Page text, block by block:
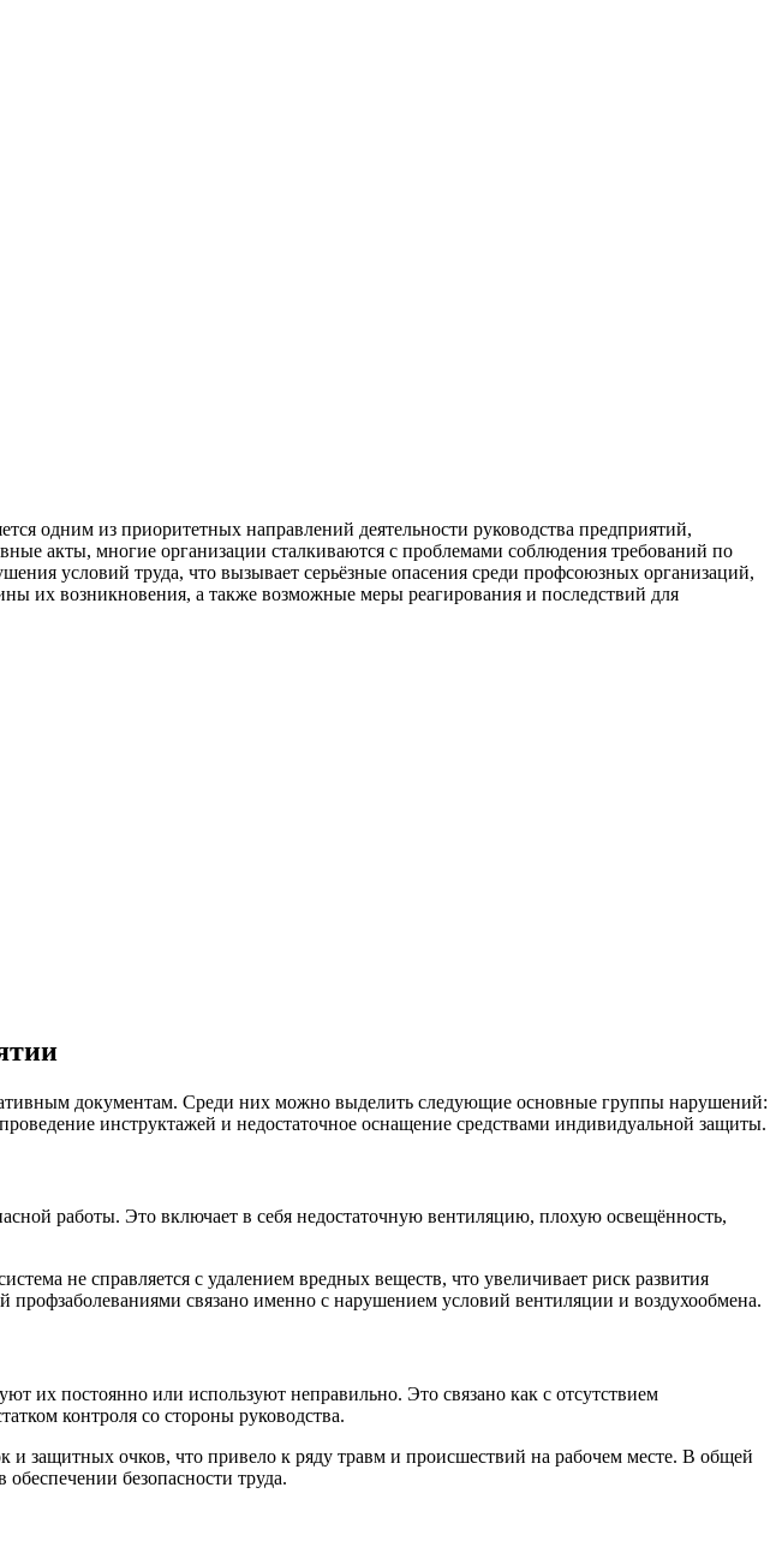
одним из приоритетных направлений деятельности руководства предприятий,
акты, многие организации сталкиваются с проблемами соблюдения требований по
условий труда, что вызывает серьёзные опасения среди профсоюзных организаций,
их возникновения, а также возможные меры реагирования и последствий для
документам. Среди них можно выделить следующие основные группы нарушений:
инструктажей и недостаточное оснащение средствами индивидуальной защиты.
работы. Это включает в себя недостаточную вентиляцию, плохую освещённость,
не справляется с удалением вредных веществ, что увеличивает риск развития
профзаболеваниями связано именно с нарушением условий вентиляции и воздухообмена.
их постоянно или используют неправильно. Это связано как с отсутствием
контроля со стороны руководства.
и защитных очков, что привело к ряду травм и происшествий на рабочем месте. В общей
безопасности труда.